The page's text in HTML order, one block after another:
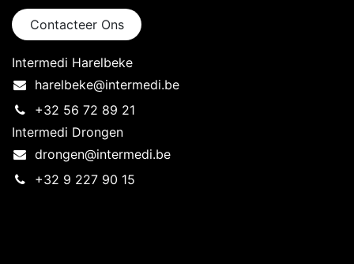
Contacteer Ons
Intermedi Harelbeke
harelbeke@intermedi.be
+32 56 72 89 21
Intermedi Drongen
drongen@intermedi.be
+32 9 227 90 15